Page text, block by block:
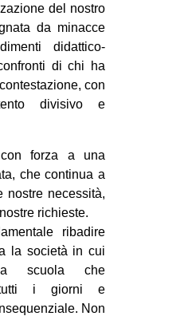
in
Fb
tw
ms
SEARCH
del nostro
da minacce
didattico-
di chi ha
con
divisivo e
forza a una
che continua a
nostre necessità,
richieste.
ribadire
la società in cui
scuola che
tutti i giorni e
Non